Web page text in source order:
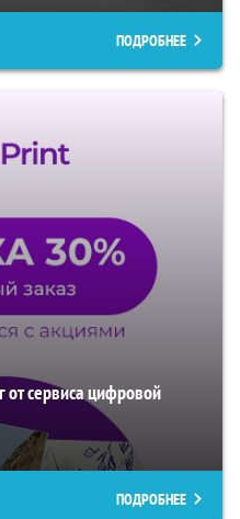
ПОДРОБНЕЕ
от сервиса цифровой
ПОДРОБНЕЕ